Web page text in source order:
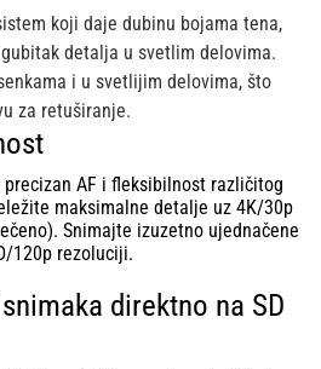
koji daje dubinu bojama tena,
detalja u svetlim delovima.
i u svetlijim delovima, što
za retuširanje.
AF i fleksibilnost različitog
maksimalne detalje uz 4K/30p
Snimajte izuzetno ujednačene
120p rezoluciji.
direktno na SD